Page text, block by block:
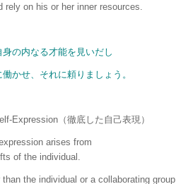
rely on his or her inner resources.
身の内なる才能を見いだし
かせ、それに頼りましょう。
Expression（徹底した自己表現）
arises from
of the individual.
than the individual or a collaborating group